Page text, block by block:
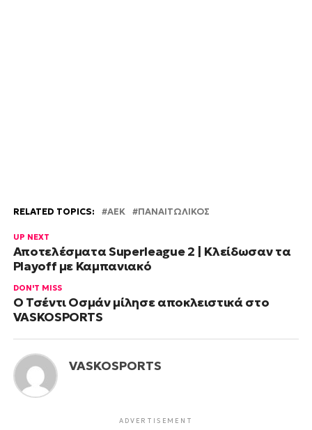
RELATED TOPICS: AEK ΠΑΝΑΙΤΩΛΙΚΟΣ
UP NEXT
Αποτελέσματα Superleague 2 | Κλείδωσαν τα
Playoff με Καμπανιακό
DON'T MISS
Ο Τσέντι Οσμάν μίλησε αποκλειστικά στο
VASKOSPORTS
VASKOSPORTS
ADVERTISEMENT